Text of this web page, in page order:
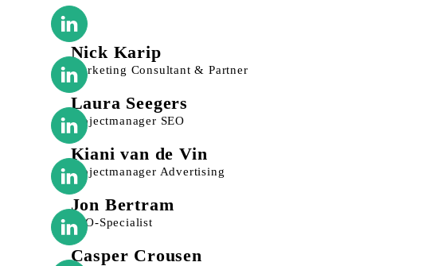
Nick Karip
Marketing Consultant & Partner
Laura Seegers
Projectmanager SEO
Kiani van de Vin
Projectmanager Advertising
Jon Bertram
SEO-Specialist
Casper Crousen